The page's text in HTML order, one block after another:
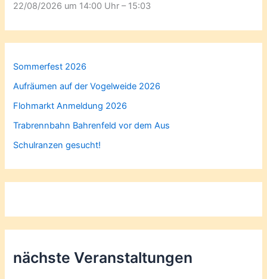
22/08/2026 um 14:00 Uhr – 15:03
Sommerfest 2026
Aufräumen auf der Vogelweide 2026
Flohmarkt Anmeldung 2026
Trabrennbahn Bahrenfeld vor dem Aus
Schulranzen gesucht!
nächste Veranstaltungen